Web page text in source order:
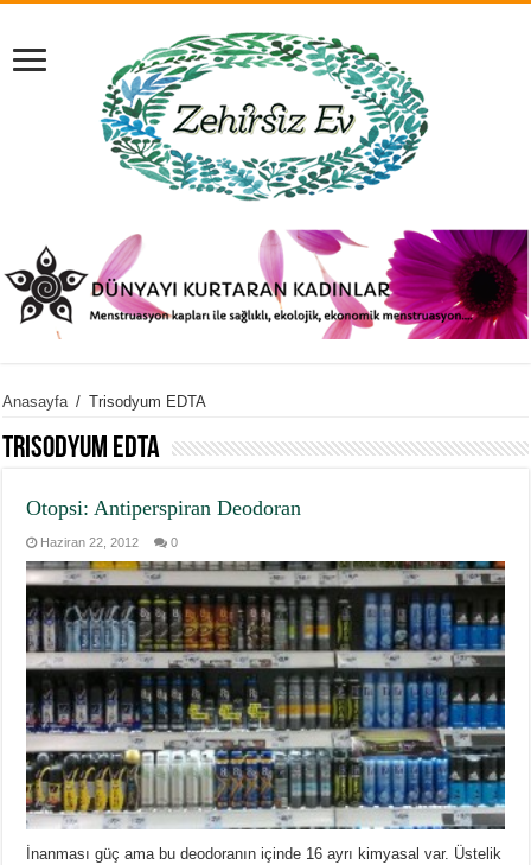
Anasayfa / Trisodyum EDTA
Trisodyum EDTA
Otopsi: Antiperspiran Deodoran
Haziran 22, 2012 0
İnanması güç ama bu deodoranın içinde 16 ayrı kimyasal var. Üstelik